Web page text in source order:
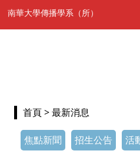
南華大學傳播學系（所）
首頁> 最新消息
焦點新聞 招生公告 活